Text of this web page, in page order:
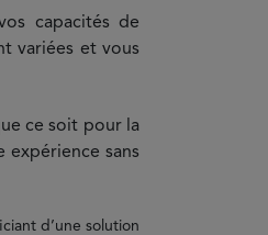
capacités de
variées et vous
ce soit pour la
expérience sans
d’une solution